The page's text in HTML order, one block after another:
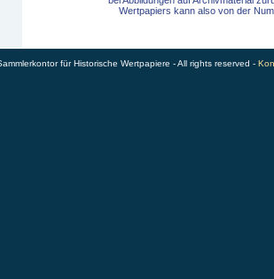
Wertpapiers kann also von der
für Historische Wertpapiere - All rights reserved -